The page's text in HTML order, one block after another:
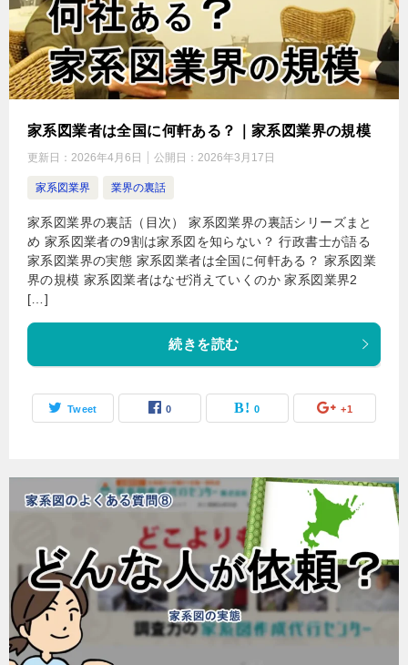
家系図業者は全国に何軒ある？｜家系図業界の規模
更新日： 2026年4月6日 公開日： 2026年3月17日
家系図業界 業界の裏話
家系図業界の裏話（目次） 家系図業界の裏話シリーズまと
め 家系図業者の9割は家系図を知らない？ 行政書士が語る
家系図業界の実態 家系図業者は全国に何軒ある？ 家系図業
界の規模 家系図業者はなぜ消えていくのか 家系図業界2
[…]
続きを読む
Tweet 0 0 +1